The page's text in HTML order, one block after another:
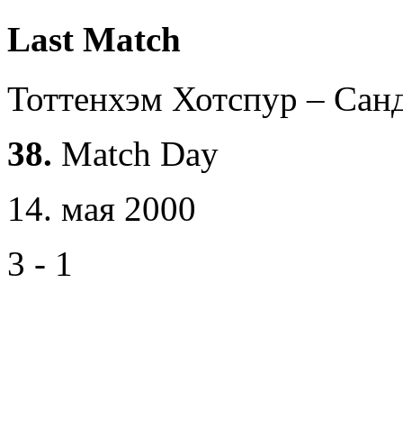
Last Match
Тоттенхэм Хотспур –
38. Match Day
14. мая 2000
3 - 1